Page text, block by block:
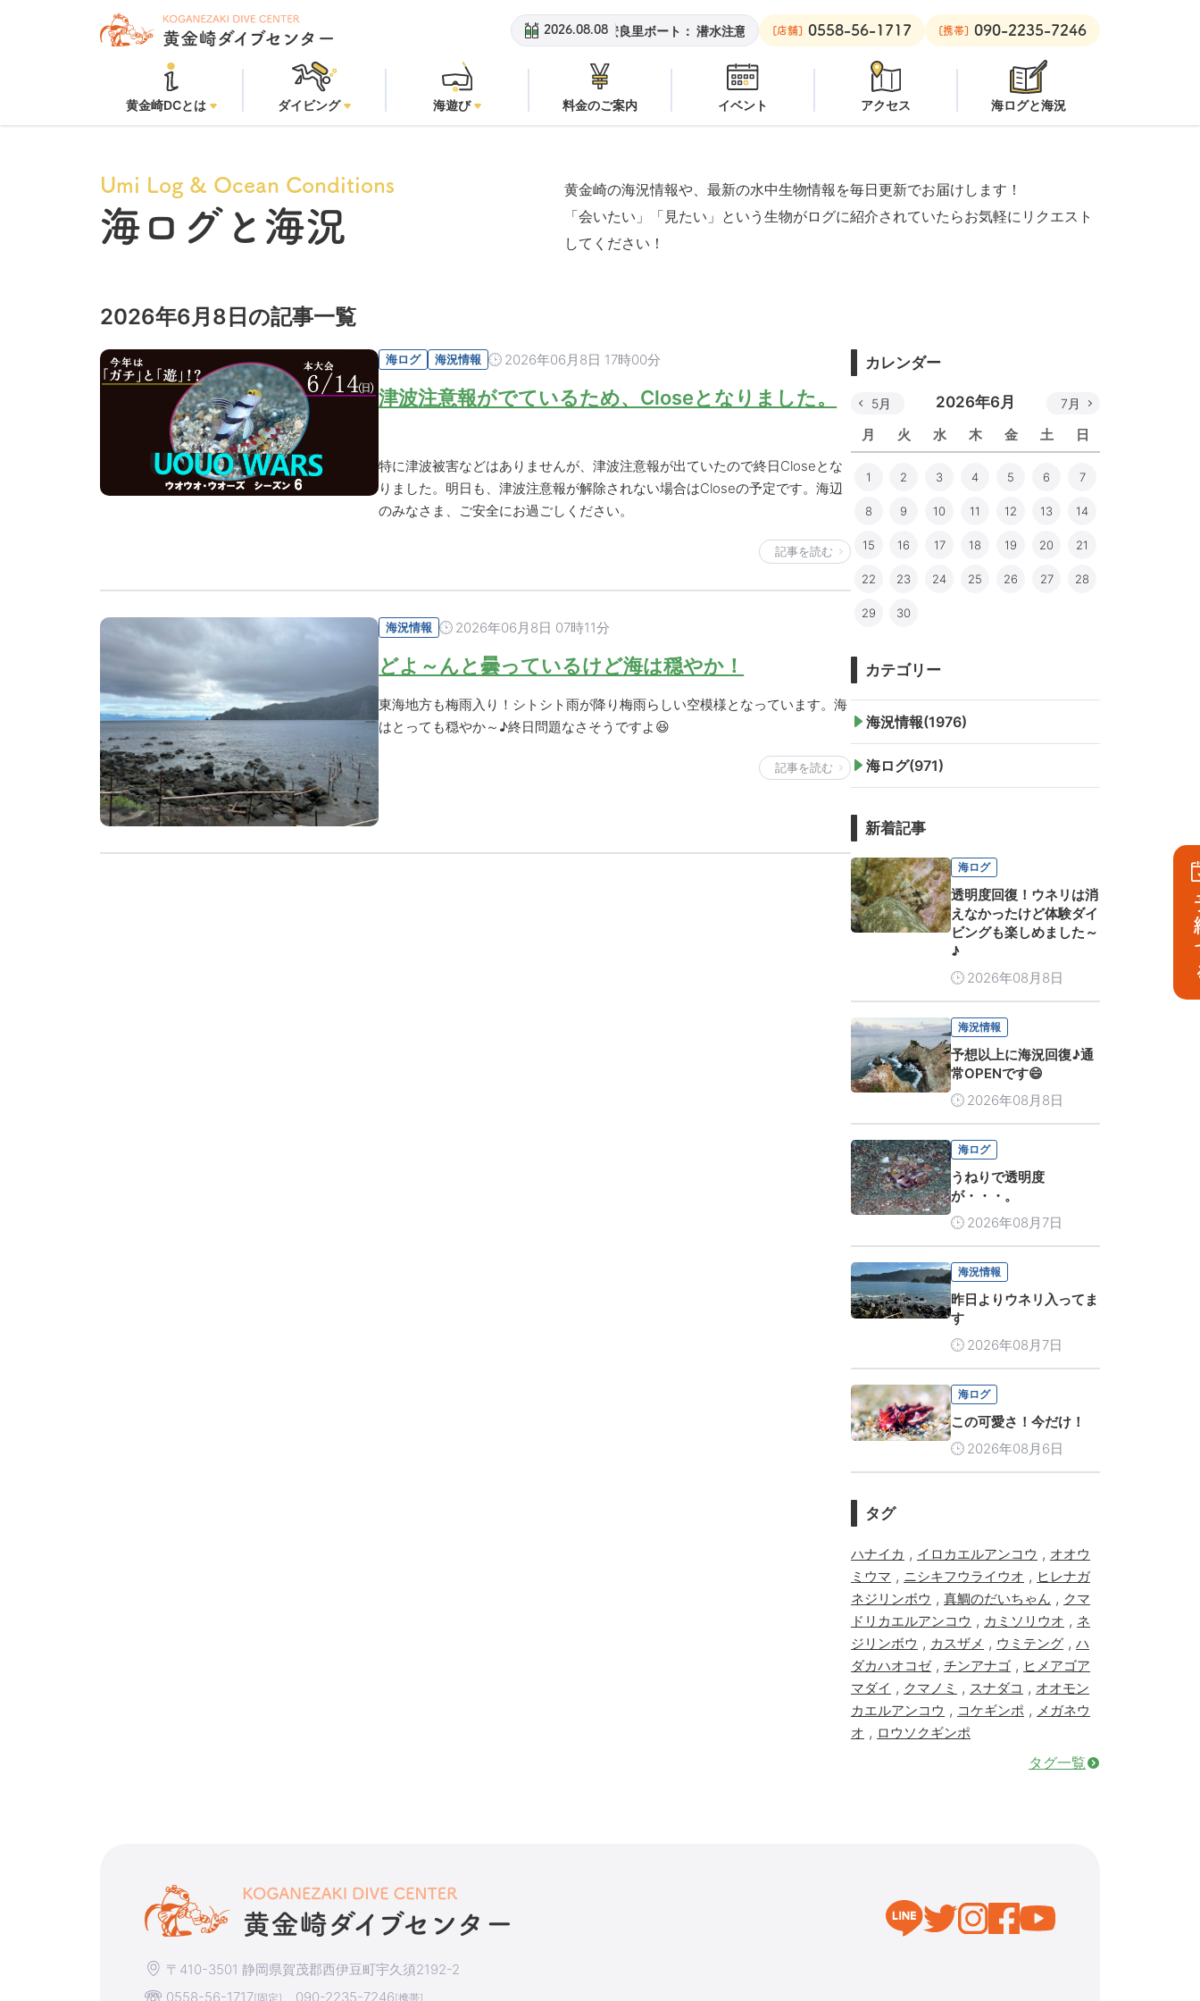
2026.08.08
黄金崎ビーチ： オープン 安良里ボート： 潜水注意 黄金崎ビーチ：オープン 安良里ボート： 潜水注意
[店舗] 0558-56-1717 [携帯] 090-2235-7246
黄金崎DCとは ダイビング 海遊び 料金のご案内 イベント アクセス 海ログと海況
Umi Log & Ocean Conditions
海ログと海況
黄金崎の海況情報や、最新の水中生物情報を毎日更新でお届けします！
「会いたい」「見たい」という生物がログに紹介されていたらお気軽にリクエスト
してください！
2026年6月8日の記事一覧
海ログ 海況情報 2026年06月8日 17時00分
津波注意報がでているため、Closeとなりました。
特に津波被害などはありませんが、津波注意報が出ていたので終日Closeとな
りました。明日も、津波注意報が解除されない場合はCloseの予定です。海辺
のみなさま、ご安全にお過ごしください。
記事を読む
海況情報 2026年06月8日 07時11分
どよ～んと曇っているけど海は穏やか！
東海地方も梅雨入り！シトシト雨が降り梅雨らしい空模様となっています。海
はとっても穏やか～♪終日問題なさそうですよ😆
記事を読む
カレンダー
2026年6月
月 火 水 木 金 土 日
5月 7月
1 2 3 4 5 6 7
8 9 10 11 12 13 14
15 16 17 18 19 20 21
22 23 24 25 26 27 28
29 30
カテゴリー
海況情報(1976)
海ログ(971)
新着記事
海ログ
透明度回復！ウネリは消
えなかったけど体験ダイ
ビングも楽しめました～
♪
2026年08月8日
海況情報
予想以上に海況回復♪通
常OPENです😄
2026年08月8日
海ログ
うねりで透明度
が・・・。
2026年08月7日
海況情報
昨日よりウネリ入ってま
す
2026年08月7日
海ログ
この可愛さ！今だけ！
2026年08月6日
タグ
ハナイカ , イロカエルアンコウ , オオウ
ミウマ , ニシキフウライウオ , ヒレナガ
ネジリンボウ , 真鯛のだいちゃん , クマ
ドリカエルアンコウ , カミソリウオ , ネ
ジリンボウ , カスザメ , ウミテング , ハ
ダカハオコゼ, チンアナゴ , ヒメアゴア
マダイ , クマノミ , スナダコ , オオモン
カエルアンコウ , コケギンポ , メガネウ
オ , ロウソクギンポ
タグ一覧
〒410-3501 静岡県賀茂郡西伊豆町宇久須2192-2
0558-56-1717[固定] 090-2235-7246[携帯]